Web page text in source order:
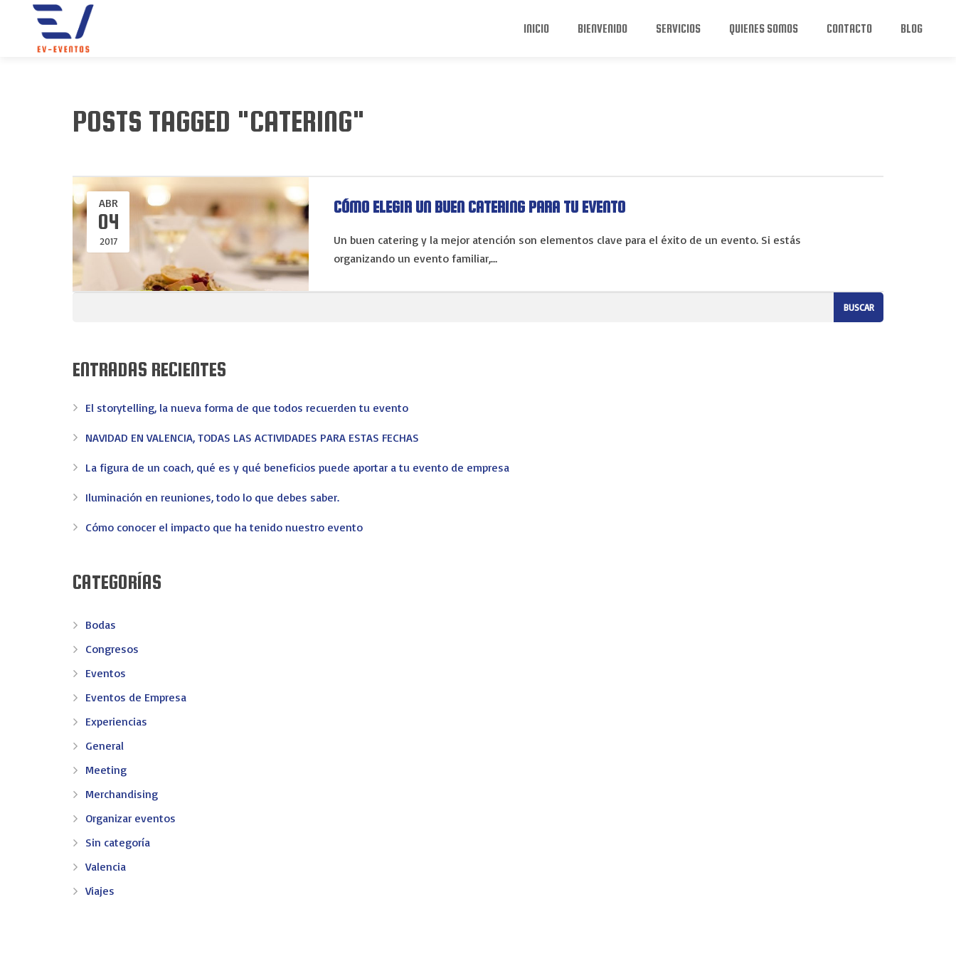
INICIO BIENVENIDO SERVICIOS QUIENES SOMOS CONTACTO BLOG
POSTS TAGGED "CATERING"
CÓMO ELEGIR UN BUEN CATERING PARA TU EVENTO
ABR
04
2017
Un buen catering y la mejor atención son elementos clave para el éxito de un evento. Si estás
organizando un evento familiar,…
ENTRADAS RECIENTES
El storytelling, la nueva forma de que todos recuerden tu evento
NAVIDAD EN VALENCIA, TODAS LAS ACTIVIDADES PARA ESTAS FECHAS
La figura de un coach, qué es y qué beneficios puede aportar a tu evento de empresa
Iluminación en reuniones, todo lo que debes saber.
Cómo conocer el impacto que ha tenido nuestro evento
CATEGORÍAS
Bodas
Congresos
Eventos
Eventos de Empresa
Experiencias
General
Meeting
Merchandising
Organizar eventos
Sin categoría
Valencia
Viajes
EV-EVENTOS
En EV - Eventos somos expertos en organizar eventos corporativos, profesionales y particulares de principio a fin. No queremos que te preocupes por nada. Somos tu empresa de
confianza en Valencia.